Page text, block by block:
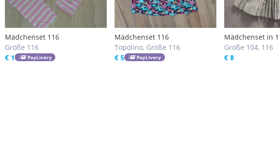
Mädchenset 116
Größe 116
€ 1
PayLivery
Mädchenset 116
Topolino, Größe 116
€ 5
PayLivery
Mädchenset in
Größe 104, 116
€ 8